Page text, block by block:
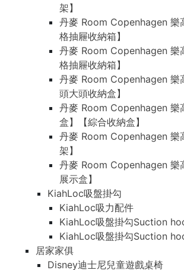
架】
丹麥 Room Copenhagen 樂
格抽屜收納箱】
丹麥 Room Copenhagen 樂
格抽屜收納箱】
丹麥 Room Copenhagen 樂
頭大頭收納盒】
丹麥 Room Copenhagen 樂
盒】【綜合收納盒】
丹麥 Room Copenhagen 樂
架】
丹麥 Room Copenhagen 樂
展示盒】
KiahLoc吸盤掛勾
KiahLoc吸力配件
KiahLoc吸盤掛勾Suction
KiahLoc吸盤掛勾Suction
居家家俱
Disney迪士尼兒童遊戲桌椅